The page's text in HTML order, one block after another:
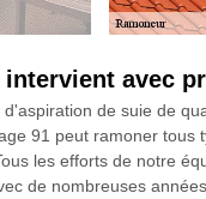
intervient avec
de suie de
91 peut ramoner tous
les efforts de notre
de nombreuses